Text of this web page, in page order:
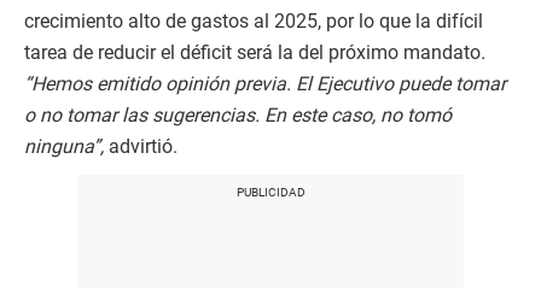
crecimiento alto de gastos al 2025, por lo que la difícil
tarea de reducir el déficit será la del próximo mandato.
“Hemos emitido opinión previa. El Ejecutivo puede tomar
o no tomar las sugerencias. En este caso, no tomó
ninguna”, advirtió.